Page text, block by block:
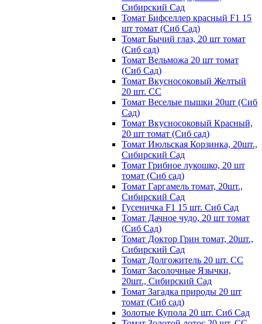
Сибирский Сад
Томат Бифселлер красный F1 15
шт томат (Сиб Сад)
Томат Бычий глаз, 20 шт томат
(Сиб сад)
Томат Вельможа 20 шт томат
(Сиб Сад)
Томат Вкусносоковый Желтый
20 шт. СС
Томат Веселые пышки 20шт (Сиб
Сад)
Томат Вкусносоковый Красный,
20 шт томат (Сиб сад)
Томат Июльская Корзинка, 20шт.,
Сибирский Сад
Томат Грибное лукошко, 20 шт
томат (Сиб сад)
Томат Гаргамель томат, 20шт.,
Сибирский Сад
Гусеничка F1 15 шт. Сиб Сад
Томат Дачное чудо, 20 шт томат
(Сиб Сад)
Томат Доктор Грин томат, 20шт.,
Сибирский Сад
Томат Долгожитель 20 шт. СС
Томат Засолочные Язычки,
20шт., Сибирский Сад
Томат Загадка природы 20 шт
томат (Сиб сад)
Золотые Купола 20 шт. Сиб Сад